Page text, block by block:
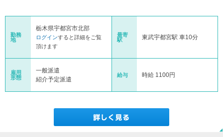
勤務
地
栃木県宇都宮市北部
ログインすると詳細をご覧
頂けます
最寄
駅
東武宇都宮駅 車10分
雇用
形態
一般派遣
紹介予定派遣
給与 時給 1100円